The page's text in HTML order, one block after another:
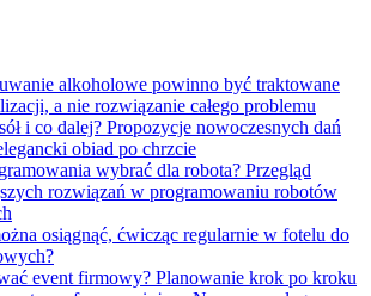
alkoholowe powinno być traktowane
a nie rozwiązanie całego problemu
i co dalej? Propozycje nowoczesnych dań
obiad po chrzcie
wybrać dla robota? Przegląd
rozwiązań w programowaniu robotów
osiągnąć, ćwicząc regularnie w fotelu do
event firmowy? Planowanie krok po kroku